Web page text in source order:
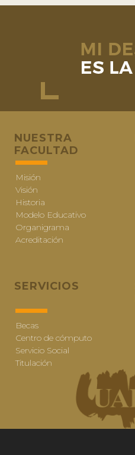
NUESTRA
FACULTAD
Misión
Visión
Historia
Modelo Educativo
Organigrama
Acreditación
SERVICIOS
Becas
Centro de cómputo
Servicio Social
Titulación